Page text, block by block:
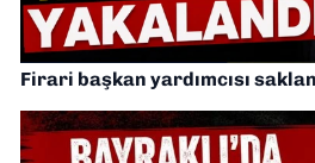
Firari başkan yardımcısı